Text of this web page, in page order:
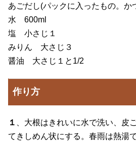
あごだし(パックに入ったもの。
水 600ml
塩 小さじ１
みりん 大さじ３
醤油 大さじ１と1/2
作り方
１
、大根はきれいに水で洗い、皮
てきしめん状にする。春雨は熱湯